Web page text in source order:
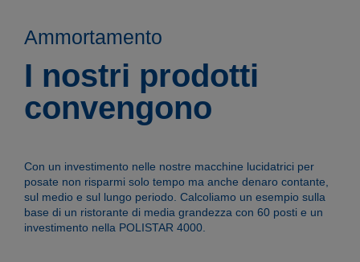
Funzionalità
Prodotti
Ammortamento
I nostri prodotti
convengono
Con un investimento nelle nostre macchine lucidatrici per
posate non risparmi solo tempo ma anche denaro contante,
sul medio e sul lungo periodo. Calcoliamo un esempio sulla
base di un ristorante di media grandezza con 60 posti e un
investimento nella POLISTAR 4000.